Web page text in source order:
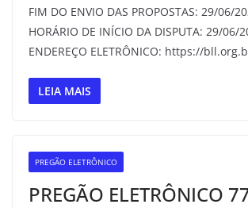
FIM DO ENVIO DAS PROPOSTAS: 29/06/
HORÁRIO DE INÍCIO DA DISPUTA: 29/06/
ENDEREÇO ELETRÔNICO: https://
LEIA MAIS
PREGÃO ELETRÔNICO
PREGÃO ELETRÔNICO